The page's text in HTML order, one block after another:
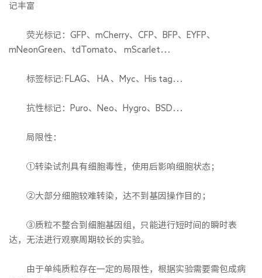
记丰富
荧光标记：GFP、mCherry、CFP、BFP、EYFP、
mNeonGreen、tdTomato、 mScarlet…
标签标记: FLAG、 HA 、Myc、His tag…
抗性标记：Puro、Neo、Hygro、BSD…
局限性：
①转染试剂具有细胞毒性，使用后影响细胞状态；
②大部分细胞较难转染，达不到基因操作目的；
③质粒不整合到细胞基因组，只能进行短时间的瞬时表
达，无法进行观察周期较长的实验。
由于单纯质粒存在一定的局限性，根据实验需要需包成病